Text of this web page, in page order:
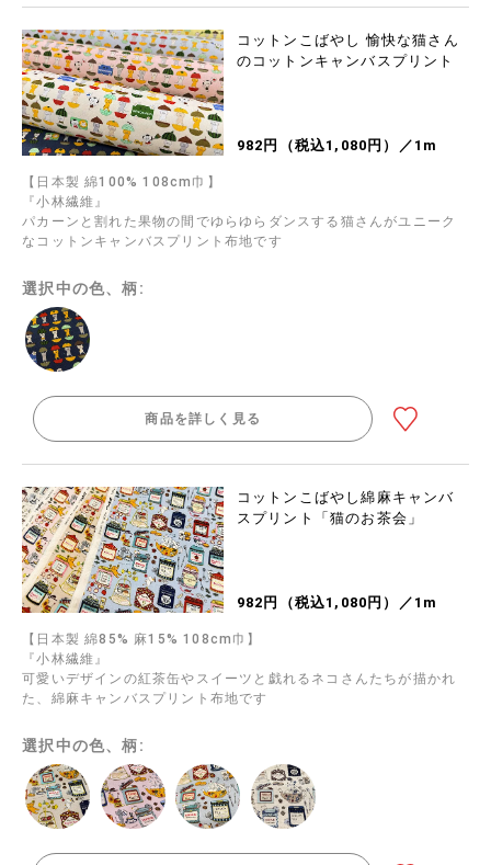
コットンこばやし 愉快な猫さん
のコットンキャンバスプリント
982円（税込1,080円）／1m
【日本製 綿100% 108cm巾】
『小林繊維』
パカーンと割れた果物の間でゆらゆらダンスする猫さんがユニーク
なコットンキャンバスプリント布地です
選択中の色、柄:
商品を詳しく見る
コットンこばやし綿麻キャンバ
スプリント「猫のお茶会」
982円（税込1,080円）／1m
【日本製 綿85% 麻15% 108cm巾】
『小林繊維』
可愛いデザインの紅茶缶やスイーツと戯れるネコさんたちが描かれ
た、綿麻キャンバスプリント布地です
選択中の色、柄: